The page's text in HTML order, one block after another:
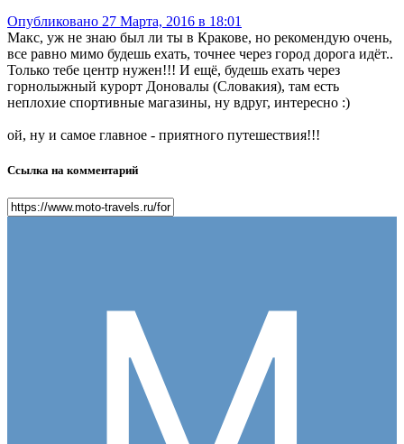
Опубликовано 27 Марта, 2016 в 18:01
Макс, уж не знаю был ли ты в Кракове, но рекомендую очень,
все равно мимо будешь ехать, точнее через город дорога идёт..
Только тебе центр нужен!!! И ещё, будешь ехать через
горнолыжный курорт Доновалы (Словакия), там есть
неплохие спортивные магазины, ну вдруг, интересно :)
ой, ну и самое главное - приятного путешествия!!!
Ссылка на комментарий